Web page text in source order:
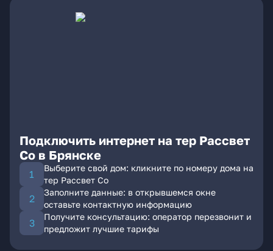
Подключить интернет на тер Рассвет
Со в Брянске
Выберите свой дом: кликните по номеру дома на
тер Рассвет Со
Заполните данные: в открывшемся окне
оставьте контактную информацию
Получите консультацию: оператор перезвонит и
предложит лучшие тарифы